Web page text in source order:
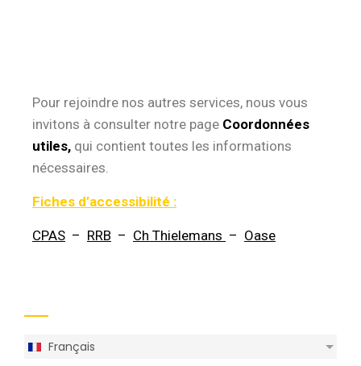
Pour rejoindre nos autres services, nous vous
invitons à consulter notre page Coordonnées
utiles, qui contient toutes les informations
nécessaires.
Fiches d’accessibilité :
CPAS – RRB – Ch Thielemans – Oase
Français